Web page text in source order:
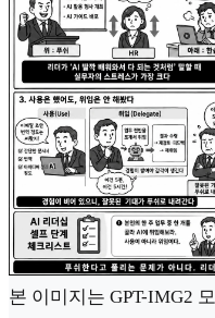
본 이미지는 GPT-IMG2